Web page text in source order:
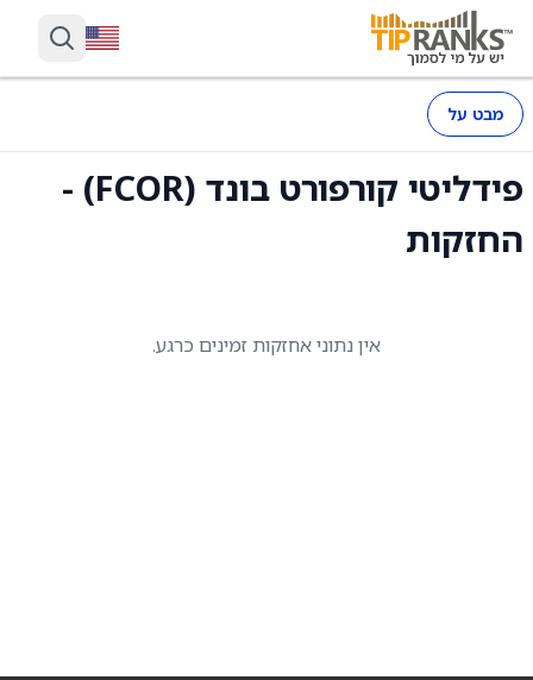
מבט על
פידליטי קורפורט בונד (FCOR) -
החזקות
אין נתוני אחזקות זמינים כרגע.